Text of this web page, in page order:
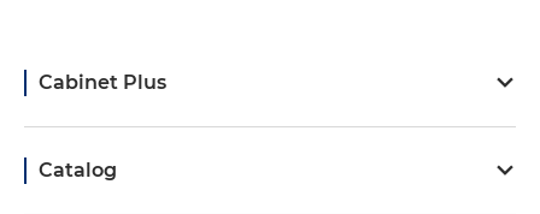
Cabinet Plus
Catalog